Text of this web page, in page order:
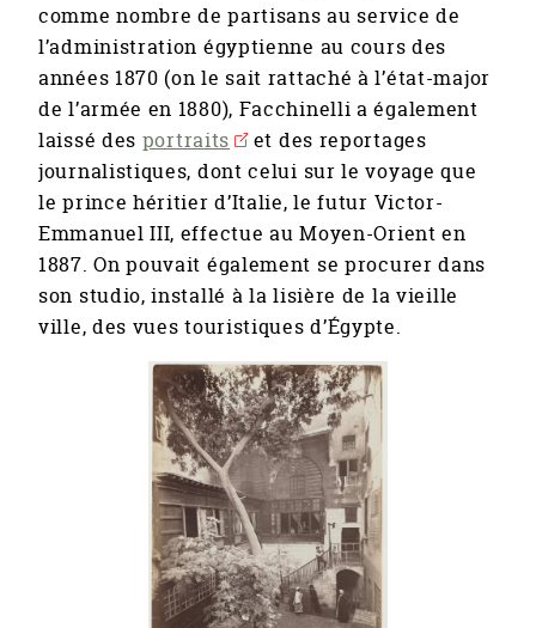
comme nombre de partisans au service de
l’administration égyptienne au cours des
années 1870 (on le sait rattaché à l’état-major
de l’armée en 1880), Facchinelli a également
laissé des portraits
et des reportages
journalistiques, dont celui sur le voyage que
le prince héritier d’Italie, le futur Victor-
Emmanuel III, effectue au Moyen-Orient en
1887. On pouvait également se procurer dans
son studio, installé à la lisière de la vieille
ville, des vues touristiques d’Égypte.